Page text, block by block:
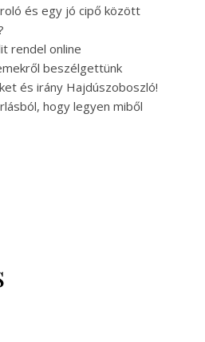
és egy jó cipő között
rendel online
beszélgettünk
és irány Hajdúszoboszló!
hogy legyen miből